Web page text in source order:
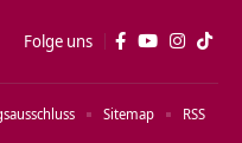
Folge uns
Sitemap RSS